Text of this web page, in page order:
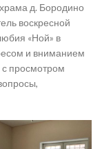
д. Бородино
воскресной
«Ной» в
и вниманием
просмотром